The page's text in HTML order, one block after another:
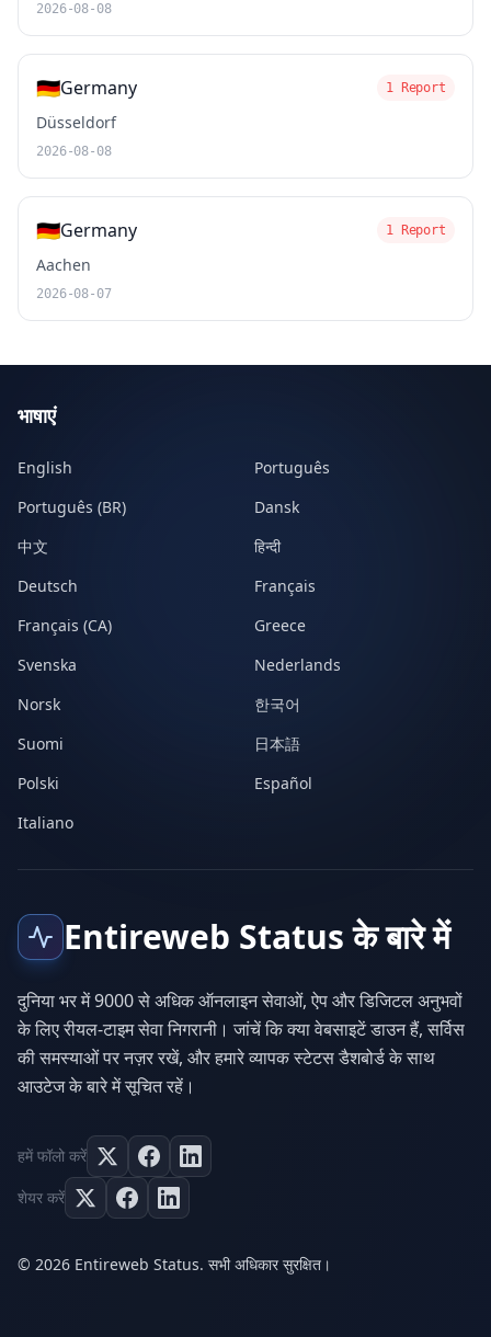
2026-08-08
🇩🇪Germany 1 Report
Düsseldorf
2026-08-08
🇩🇪Germany 1 Report
Aachen
2026-08-07
भाषाएं
English
Português
Português (BR)
Dansk
中文
हिन्दी
Deutsch
Français
Français (CA)
Greece
Svenska
Nederlands
Norsk
한국어
Suomi
日本語
Polski
Español
Italiano
Entireweb Status के बारे में
दुनिया भर में 9000 से अधिक ऑनलाइन सेवाओं, ऐप और डिजिटल अनुभवों
के लिए रीयल-टाइम सेवा निगरानी। जांचें कि क्या वेबसाइटें डाउन हैं, सर्विस
की समस्याओं पर नज़र रखें, और हमारे व्यापक स्टेटस डैशबोर्ड के साथ
आउटेज के बारे में सूचित रहें।
हमें फॉलो करें
शेयर करें
© 2026 Entireweb Status. सभी अधिकार सुरक्षित।